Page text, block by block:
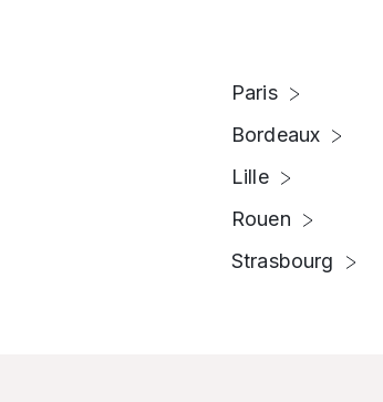
Paris
Bordeaux
Lille
Rouen
Strasbourg